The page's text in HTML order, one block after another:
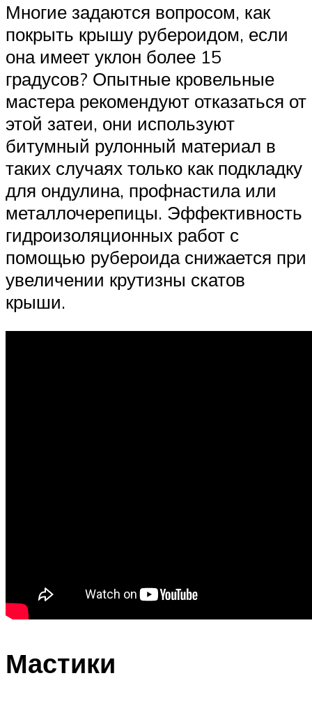
Многие задаются вопросом, как
покрыть крышу рубероидом, если
она имеет уклон более 15
градусов? Опытные кровельные
мастера рекомендуют отказаться от
этой затеи, они используют
битумный рулонный материал в
таких случаях только как подкладку
для ондулина, профнастила или
металлочерепицы. Эффективность
гидроизоляционных работ с
помощью рубероида снижается при
увеличении крутизны скатов
крыши.
Мастики